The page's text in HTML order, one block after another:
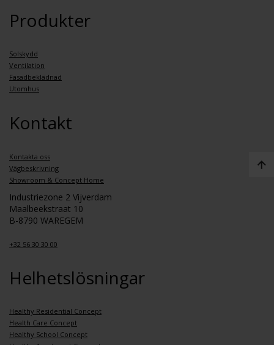
Produkter
Solskydd
Ventilation
Fasadbeklädnad
Utomhus
Kontakt
Kontakta oss
Vägbeskrivning
Showroom & Concept Home
Industriezone 2 Vijverdam
Maalbeekstraat 10
B-8790 WAREGEM
+32 56 30 30 00
Helhetslösningar
Healthy Residential Concept
Health Care Concept
Healthy School Concept